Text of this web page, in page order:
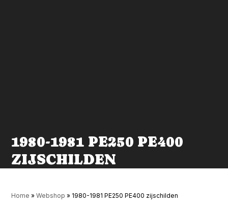
1980-1981 PE250 PE400
ZIJSCHILDEN
Home »Webshop » 1980-1981 PE250 PE400 zijschilden